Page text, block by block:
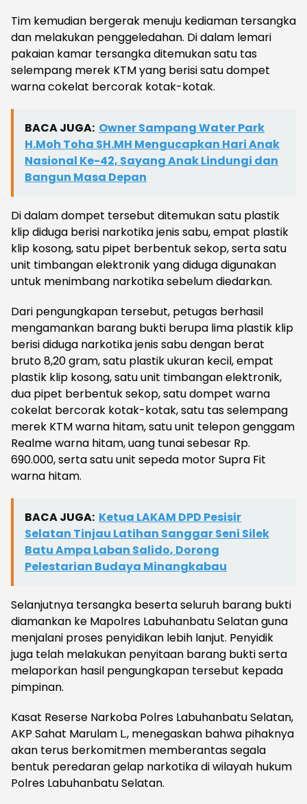
Tim kemudian bergerak menuju kediaman tersangka
dan melakukan penggeledahan. Di dalam lemari
pakaian kamar tersangka ditemukan satu tas
selempang merek KTM yang berisi satu dompet
warna cokelat bercorak kotak-kotak.
BACA JUGA: Owner Sampang Water Park
H.Moh Toha SH.MH Mengucapkan Hari Anak
Nasional Ke-42, Sayang Anak Lindungi dan
Bangun Masa Depan
Di dalam dompet tersebut ditemukan satu plastik
klip diduga berisi narkotika jenis sabu, empat plastik
klip kosong, satu pipet berbentuk sekop, serta satu
unit timbangan elektronik yang diduga digunakan
untuk menimbang narkotika sebelum diedarkan.
Dari pengungkapan tersebut, petugas berhasil
mengamankan barang bukti berupa lima plastik klip
berisi diduga narkotika jenis sabu dengan berat
bruto 8,20 gram, satu plastik ukuran kecil, empat
plastik klip kosong, satu unit timbangan elektronik,
dua pipet berbentuk sekop, satu dompet warna
cokelat bercorak kotak-kotak, satu tas selempang
merek KTM warna hitam, satu unit telepon genggam
Realme warna hitam, uang tunai sebesar Rp.
690.000, serta satu unit sepeda motor Supra Fit
warna hitam.
BACA JUGA: Ketua LAKAM DPD Pesisir
Selatan Tinjau Latihan Sanggar Seni Silek
Batu Ampa Laban Salido, Dorong
Pelestarian Budaya Minangkabau
Selanjutnya tersangka beserta seluruh barang bukti
diamankan ke Mapolres Labuhanbatu Selatan guna
menjalani proses penyidikan lebih lanjut. Penyidik
juga telah melakukan penyitaan barang bukti serta
melaporkan hasil pengungkapan tersebut kepada
pimpinan.
Kasat Reserse Narkoba Polres Labuhanbatu Selatan,
AKP Sahat Marulam L., menegaskan bahwa pihaknya
akan terus berkomitmen memberantas segala
bentuk peredaran gelap narkotika di wilayah hukum
Polres Labuhanbatu Selatan.